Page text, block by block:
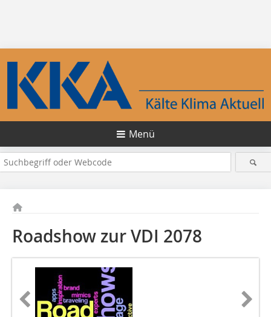
Menü
Roadshow zur VDI 2078